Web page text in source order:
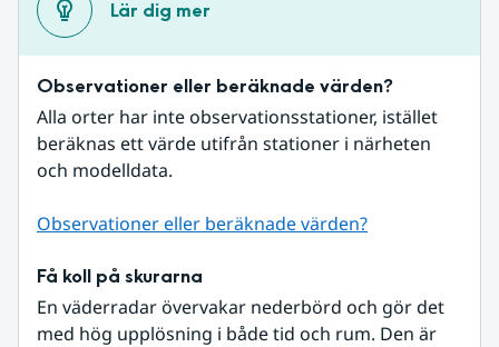
Lär dig mer
Observationer eller beräknade värden?
Alla orter har inte observationsstationer, istället
beräknas ett värde utifrån stationer i närheten
och modelldata.
Observationer eller beräknade värden?
Få koll på skurarna
En väderradar övervakar nederbörd och gör det
med hög upplösning i både tid och rum. Den är